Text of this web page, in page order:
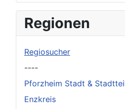
Regionen
Regiosucher
----
Pforzheim Stadt &
Enzkreis